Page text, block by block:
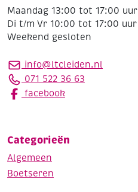
Maandag 13:00 tot 17:00 uur
Di t/m Vr 10:00 tot 17:00 uur
Weekend gesloten
info@ltcleiden.nl
071 522 36 63
facebook
Categorieën
Algemeen
Boetseren